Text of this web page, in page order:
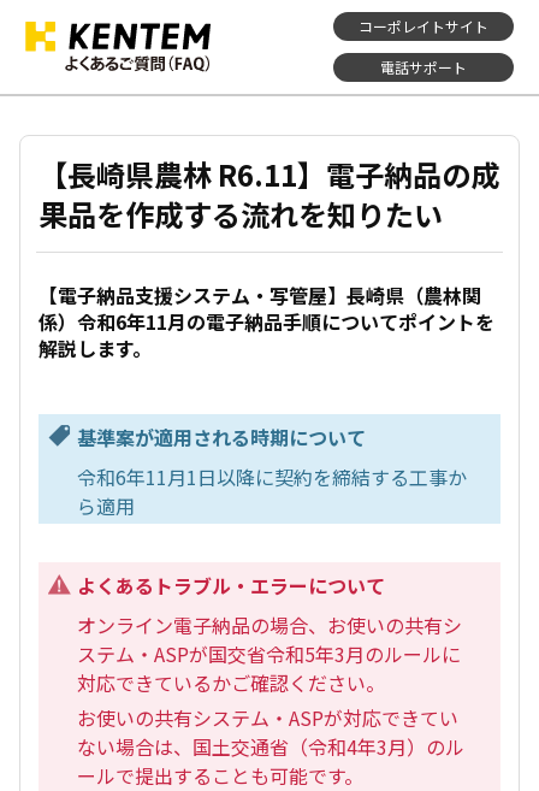
コーポレイトサイト
電話サポート
【長崎県農林 R6.11】電子納品の成
果品を作成する流れを知りたい
【電子納品支援システム・写管屋】長崎県（農林関
係）令和6年11月の電子納品手順についてポイントを
解説します。
基準案が適用される時期について
令和6年11月1日以降に契約を締結する工事か
ら適用
よくあるトラブル・エラーについて
オンライン電子納品の場合、お使いの共有シ
ステム・ASPが国交省令和5年3月のルールに
対応できているかご確認ください。
お使いの共有システム・ASPが対応できてい
ない場合は、国土交通省（令和4年3月）のル
ールで提出することも可能です。